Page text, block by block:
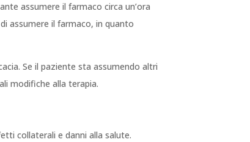
assumere il farmaco circa un’ora
assumere il farmaco, in quanto
Se il paziente sta assumendo altri
modifiche alla terapia.
collaterali e danni alla salute.